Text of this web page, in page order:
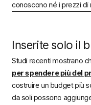
conoscono né i prezzi
Inserite solo il
Studi recenti mostrano
per spendere più del
costruire un budget più
da soli possono